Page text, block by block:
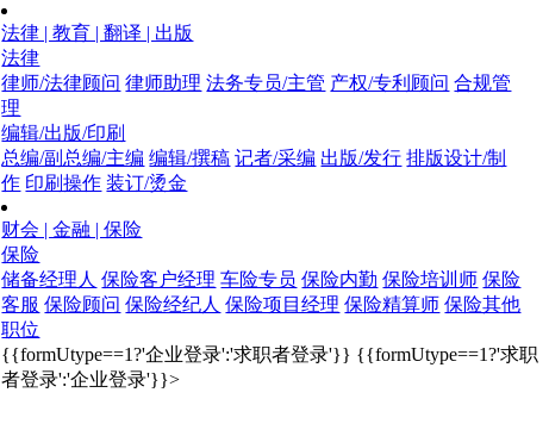
法律 | 教育 | 翻译 | 出版
法律
律师/法律顾问 律师助理 法务专员/主管 产权/专利顾问 合规管
理
编辑/出版/印刷
总编/副总编/主编 编辑/撰稿 记者/采编 出版/发行 排版设计/制
作 印刷操作 装订/烫金
财会 | 金融 | 保险
保险
储备经理人 保险客户经理 车险专员 保险内勤 保险培训师 保险
客服 保险顾问 保险经纪人 保险项目经理 保险精算师 保险其他
职位
{{formUtype==1?'企业登录':'求职者登录'}} {{formUtype==1?'求职
者登录':'企业登录'}}>